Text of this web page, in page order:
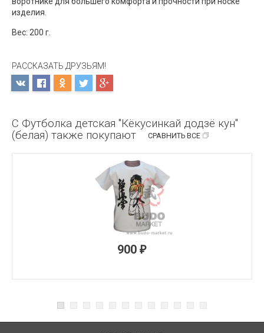
изделия.
Вес: 200 г.
РАССКАЗАТЬ ДРУЗЬЯМ!
С Футболка детская "Кёкусинкай додзё кун"
(белая) также покупают
СРАВНИТЬ ВСЕ
900 ₽